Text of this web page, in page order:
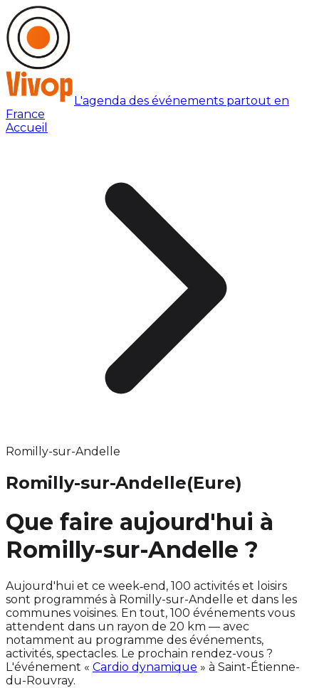
L'agenda des événements partout en
France
Accueil
Romilly-sur-Andelle
Romilly-sur-Andelle(Eure)
Que faire aujourd'hui à
Romilly-sur-Andelle ?
Aujourd'hui et ce week‑end, 100 activités et loisirs
sont programmés à Romilly-sur-Andelle et dans les
communes voisines. En tout, 100 événements vous
attendent dans un rayon de 20 km — avec
notamment au programme des événements,
activités, spectacles. Le prochain rendez-vous ?
L'événement « Cardio dynamique » à Saint-Étienne-
du-Rouvray.